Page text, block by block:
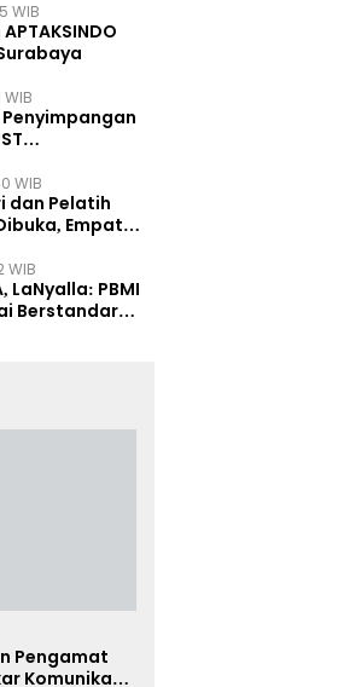
WIB
Penyimpangan
WIB
dan Pelatih
Empat
WIB
LaNyalla: PBMI
Berstandar
Pengamat
Komunikasi: